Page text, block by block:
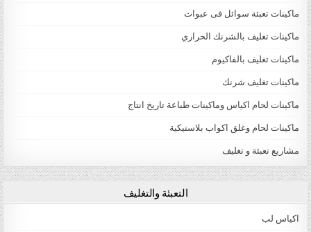
ماكينات تعبئة سوائل فى عبوات
ماكينات تغليف بالشرنك الحراري
ماكينات تغليف بالفاكيوم
ماكينات تغليف شرنك
ماكينات لحام اكياس وماكينات طباعة تاريخ انتاج
ماكينات لحام وغلق اكواب بلاستيكية
مشاريع تعبئة و تغليف
التعبئة والتغليف
اكياس لب